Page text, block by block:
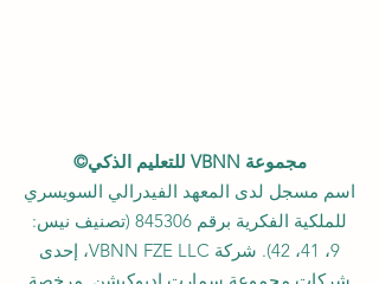
مجموعة VBNN للتعليم الذكي©
اسم مسجل لدى المعهد الفيدرالي السويسري
للملكية الفكرية برقم 845306 (تصنيف نيس:
9، 41، 42). شركة VBNN FZE LLC، إحدى